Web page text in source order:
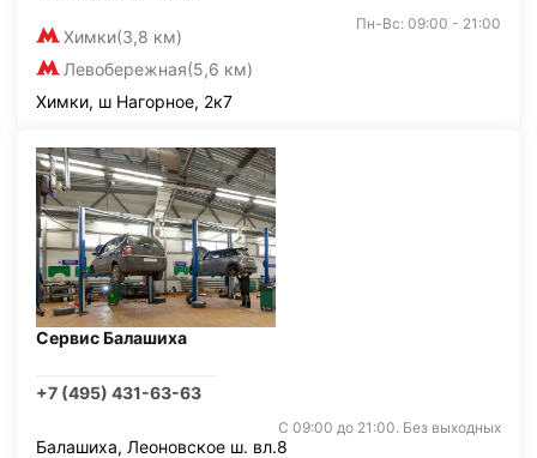
Химки(3,8 км)
Левобережная(5,6 км)
Пн-Вс: 09:00 - 21:00
Химки, ш Нагорное, 2к7
Сервис Балашиха
+7 (495) 431-63-63
С 09:00 до 21:00. Без выходных
Балашиха, Леоновское ш. вл.8